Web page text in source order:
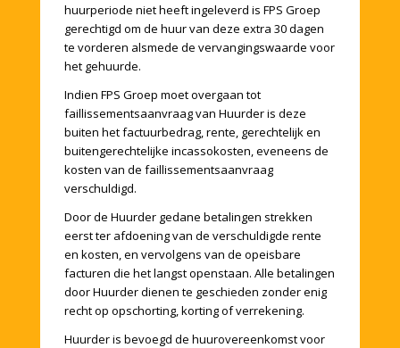
huurperiode niet heeft ingeleverd is FPS Groep
gerechtigd om de huur van deze extra 30 dagen
te vorderen alsmede de vervangingswaarde voor
het gehuurde.
Indien FPS Groep moet overgaan tot
faillissementsaanvraag van Huurder is deze
buiten het factuurbedrag, rente, gerechtelijk en
buitengerechtelijke incassokosten, eveneens de
kosten van de faillissementsaanvraag
verschuldigd.
Door de Huurder gedane betalingen strekken
eerst ter afdoening van de verschuldigde rente
en kosten, en vervolgens van de opeisbare
facturen die het langst openstaan. Alle betalingen
door Huurder dienen te geschieden zonder enig
recht op opschorting, korting of verrekening.
Huurder is bevoegd de huurovereenkomst voor